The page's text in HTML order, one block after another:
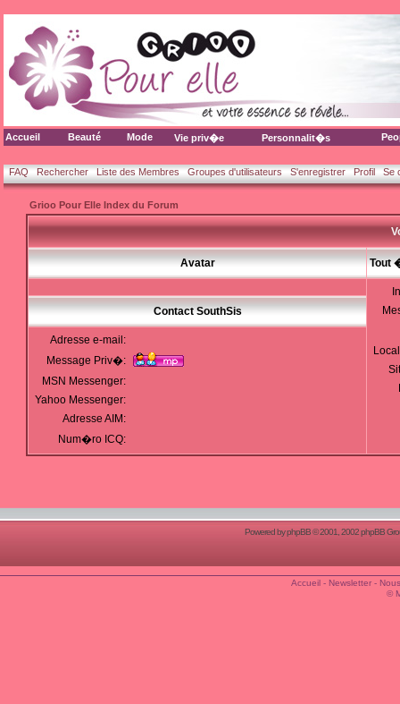
Accueil Beauté Mode Vie priv�e Personnalit�s
FAQ Rechercher Liste des Membres Groupes d'utilisateurs S'enregistrer Profil Se
Grioo Pour Elle Index du Forum
Avatar Tout
Contact SouthSis
Adresse e-mail:
Message Priv�:
MSN Messenger:
Yahoo Messenger:
Adresse AIM:
Num�ro ICQ:
Powered byphpBB© 2001, 2002 phpBB
Accueil- Newsletter-
©